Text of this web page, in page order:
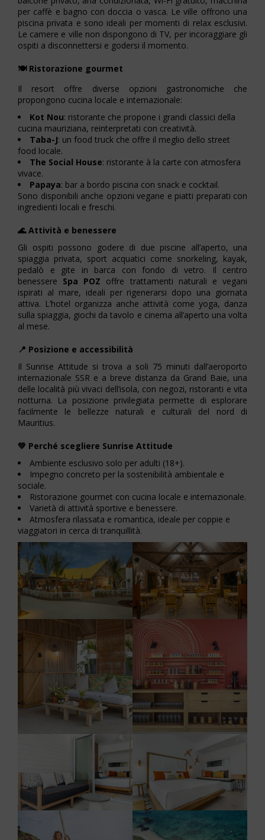
per caffè e bagno con doccia o vasca. Le ville offrono una
piscina privata e sono ideali per momenti di relax esclusivi.
Le camere e ville non dispongono di TV, per incoraggiare gli
ospiti a disconnettersi e godersi il momento.
🍽️ Ristorazione gourmet
Il resort offre diverse opzioni gastronomiche che
propongono cucina locale e internazionale:
Kot Nou: ristorante che propone i grandi classici della
cucina mauriziana, reinterpretati con creatività.
Taba-J: un food truck che offre il meglio dello street
food locale.
The Social House: ristorante à la carte con atmosfera
vivace.
Papaya: bar a bordo piscina con snack e cocktail.
Sono disponibili anche opzioni vegane e piatti preparati con
ingredienti locali e freschi.
🌊 Attività e benessere
Gli ospiti possono godere di due piscine all’aperto, una
spiaggia privata, sport acquatici come snorkeling, kayak,
pedalò e gite in barca con fondo di vetro. Il centro
benessere Spa POZ offre trattamenti naturali e vegani
ispirati al mare, ideali per rigenerarsi dopo una giornata
attiva. L’hotel organizza anche attività come yoga, danza
sulla spiaggia, giochi da tavolo e cinema all’aperto una volta
al mese.
📍 Posizione e accessibilità
Il Sunrise Attitude si trova a soli 75 minuti dall’aeroporto
internazionale SSR e a breve distanza da Grand Baie, una
delle località più vivaci dell’isola, con negozi, ristoranti e vita
notturna. La posizione privilegiata permette di esplorare
facilmente le bellezze naturali e culturali del nord di
Mauritius.
💚 Perché scegliere Sunrise Attitude
Ambiente esclusivo solo per adulti (18+).
Impegno concreto per la sostenibilità ambientale e
sociale.
Ristorazione gourmet con cucina locale e internazionale.
Varietà di attività sportive e benessere.
Atmosfera rilassata e romantica, ideale per coppie e
viaggiatori in cerca di tranquillità.